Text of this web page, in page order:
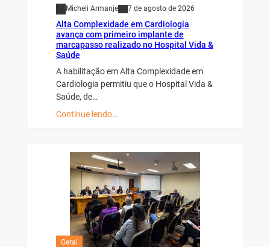
Micheli Armanje 7 de agosto de 2026
Alta Complexidade em Cardiologia
avança com primeiro implante de
marcapasso realizado no Hospital Vida &
Saúde
A habilitação em Alta Complexidade em
Cardiologia permitiu que o Hospital Vida &
Saúde, de…
Continue lendo…
Geral